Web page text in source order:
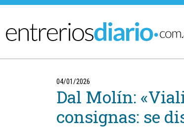
Ir al menú principal
04/01/2026
Dal Molín:
consignas: se